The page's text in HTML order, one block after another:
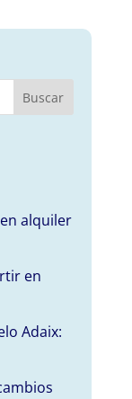
alquiler
en
Adaix: